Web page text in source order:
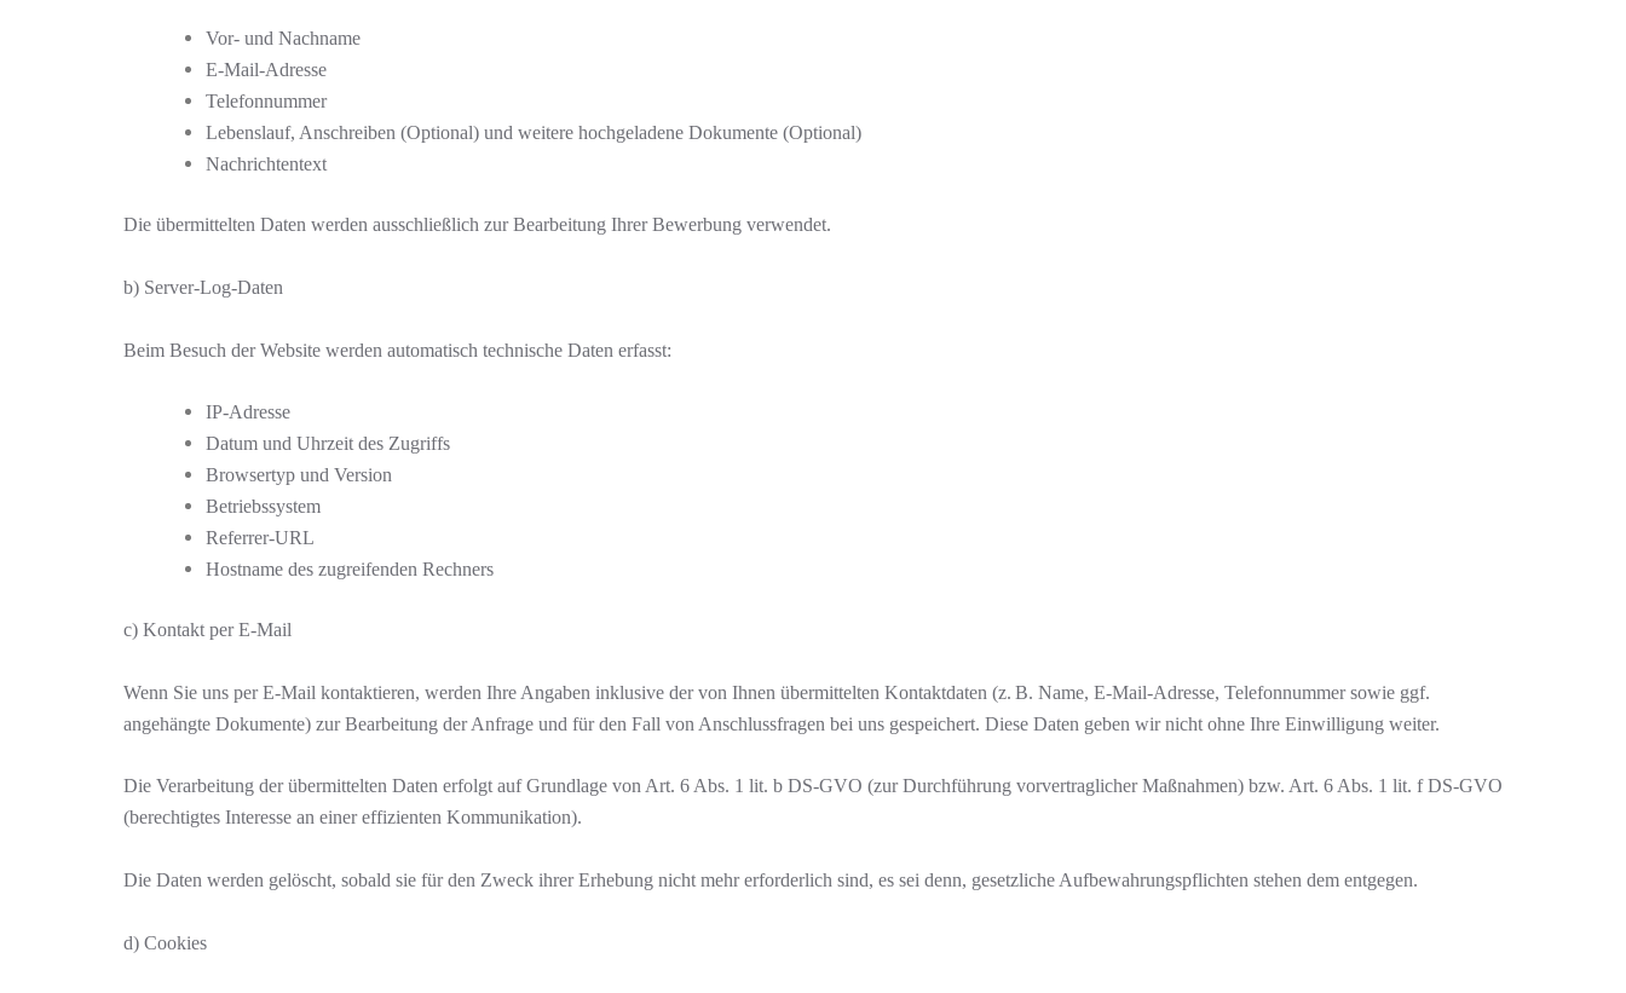
Vor- und Nachname
E-Mail-Adresse
Telefonnummer
Lebenslauf, Anschreiben (Optional) und weitere hochgeladene Dokumente (Optional)
Nachrichtentext
Die übermittelten Daten werden ausschließlich zur Bearbeitung Ihrer Bewerbung verwendet.
b) Server-Log-Daten
Beim Besuch der Website werden automatisch technische Daten erfasst:
IP-Adresse
Datum und Uhrzeit des Zugriffs
Browsertyp und Version
Betriebssystem
Referrer-URL
Hostname des zugreifenden Rechners
c) Kontakt per E-Mail
Wenn Sie uns per E-Mail kontaktieren, werden Ihre Angaben inklusive der von Ihnen übermittelten Kontaktdaten (z. B. Name, E-Mail-Adresse, Telefonnummer sowie ggf.
angehängte Dokumente) zur Bearbeitung der Anfrage und für den Fall von Anschlussfragen bei uns gespeichert. Diese Daten geben wir nicht ohne Ihre Einwilligung weiter.
Die Verarbeitung der übermittelten Daten erfolgt auf Grundlage von Art. 6 Abs. 1 lit. b DS-GVO (zur Durchführung vorvertraglicher Maßnahmen) bzw. Art. 6 Abs. 1 lit. f DS-GVO
(berechtigtes Interesse an einer effizienten Kommunikation).
Die Daten werden gelöscht, sobald sie für den Zweck ihrer Erhebung nicht mehr erforderlich sind, es sei denn, gesetzliche Aufbewahrungspflichten stehen dem entgegen.
d) Cookies